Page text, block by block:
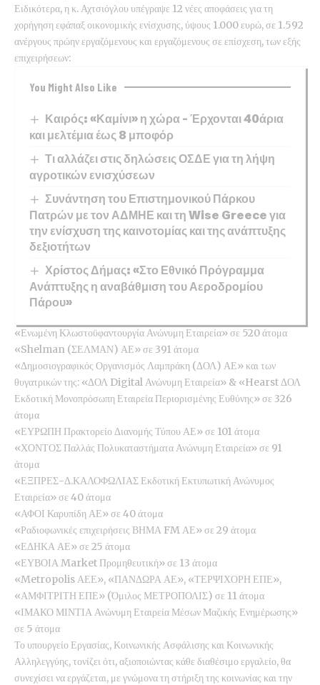
Ειδικότερα, η κ. Αχτσιόγλου υπέγραψε 12 νέες αποφάσεις για τη
χορήγηση εφάπαξ οικονομικής ενίσχυσης, ύψους 1.000 ευρώ, σε 1.592
ανέργους πρώην εργαζόμενους και εργαζόμενους σε επίσχεση, των εξής
επιχειρήσεων:
You Might Also Like
Καιρός: «Καμίνι» η χώρα – Έρχονται 40άρια
και μελτέμια έως 8 μποφόρ
Τι αλλάζει στις δηλώσεις ΟΣΔΕ για τη λήψη
αγροτικών ενισχύσεων
Συνάντηση του Επιστημονικού Πάρκου
Πατρών με τον ΑΔΜΗΕ και τη Wise Greece για
την ενίσχυση της καινοτομίας και της ανάπτυξης
δεξιοτήτων
Χρίστος Δήμας: «Στο Εθνικό Πρόγραμμα
Ανάπτυξης η αναβάθμιση του Αεροδρομίου
Πάρου»
«Ενωμένη Κλωστοϋφαντουργία Ανώνυμη Εταιρεία» σε 520 άτομα
«Shelman (ΣΕΛΜΑΝ) ΑΕ» σε 391 άτομα
«Δημοσιογραφικός Οργανισμός Λαμπράκη (ΔΟΛ) ΑΕ» και των
θυγατρικών της: «ΔΟΛ Digital Ανώνυμη Εταιρεία» & «Hearst ΔΟΛ
Εκδοτική Μονοπρόσωπη Εταιρεία Περιορισμένης Ευθύνης» σε 326
άτομα
«ΕΥΡΩΠΗ Πρακτορείο Διανομής Τύπου ΑΕ» σε 101 άτομα
«ΧΟΝΤΟΣ Παλλάς Πολυκαταστήματα Ανώνυμη Εταιρεία» σε 91
άτομα
«ΕΞΠΡΕΣ-Δ.ΚΑΛΟΦΩΛΙΑΣ Εκδοτική Εκτυπωτική Ανώνυμος
Εταιρεία» σε 40 άτομα
«ΑΦΟΙ Καρυπίδη ΑΕ» σε 40 άτομα
«Ραδιοφωνικές επιχειρήσεις ΒΗΜΑ FM ΑΕ» σε 29 άτομα
«ΕΔΗΚΑ ΑΕ» σε 25 άτομα
«ΕΥΒΟΙΑ Market Προμηθευτική» σε 13 άτομα
«Metropolis ΑΕΕ», «ΠΑΝΔΩΡΑ ΑΕ», «ΤΕΡΨΙΧΟΡΗ ΕΠΕ»,
«ΑΜΦΙΤΡΙΤΗ ΕΠΕ» (Όμιλος ΜΕΤΡΟΠΟΛΙΣ) σε 11 άτομα
«ΙΜΑΚΟ ΜΙΝΤΙΑ Ανώνυμη Εταιρεία Μέσων Μαζικής Ενημέρωσης»
σε 5 άτομα
Το υπουργείο Εργασίας, Κοινωνικής Ασφάλισης και Κοινωνικής
Αλληλεγγύης, τονίζει ότι, αξιοποιώντας κάθε διαθέσιμο εργαλείο, θα
συνεχίσει να εργάζεται, με γνώμονα τη στήριξη της κοινωνίας και την